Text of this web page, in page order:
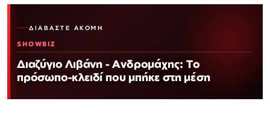
ΔΙΑΒΆΣΤΕ ΑΚΌΜΗ
SHOWBIZ
Διαζύγιο Λιβάνη - Ανδρομάχης: Το
πρόσωπο-κλειδί που μπήκε στη μέση